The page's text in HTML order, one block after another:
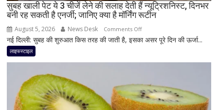
सुबह खाली पेट ये 3 चीजें लेने की सलाह देती हैं न्यूट्रिशनिस्ट, दिनभर
बनी रह सकती है एनर्जी; जानिए क्या है मॉर्निंग रूटीन
August 5, 2026 News Desk Comments Offon
सुबह
पेट
3
चीजें
लेने
नई दिल्ली: सुबह की शुरुआत किस तरह की जाती है, इसका असर पूरे दिन की ऊर्जा...
लाइफस्टाइल